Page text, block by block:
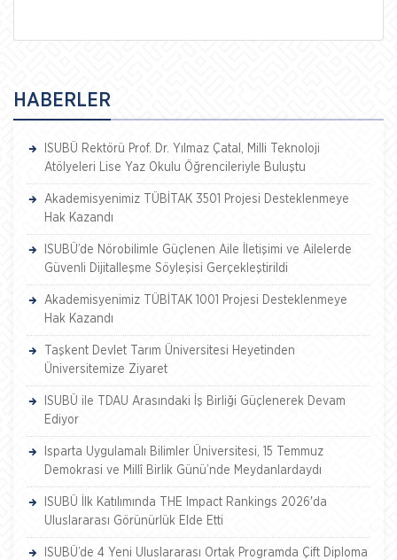
HABERLER
ISUBÜ Rektörü Prof. Dr. Yılmaz Çatal, Milli Teknoloji
Atölyeleri Lise Yaz Okulu Öğrencileriyle Buluştu
Akademisyenimiz TÜBİTAK 3501 Projesi Desteklenmeye
Hak Kazandı
ISUBÜ’de Nörobilimle Güçlenen Aile İletişimi ve Ailelerde
Güvenli Dijitalleşme Söyleşisi Gerçekleştirildi
Akademisyenimiz TÜBİTAK 1001 Projesi Desteklenmeye
Hak Kazandı
Taşkent Devlet Tarım Üniversitesi Heyetinden
Üniversitemize Ziyaret
ISUBÜ ile TDAU Arasındaki İş Birliği Güçlenerek Devam
Ediyor
Isparta Uygulamalı Bilimler Üniversitesi, 15 Temmuz
Demokrasi ve Millî Birlik Günü’nde Meydanlardaydı
ISUBÜ İlk Katılımında THE Impact Rankings 2026'da
Uluslararası Görünürlük Elde Etti
ISUBÜ’de 4 Yeni Uluslararası Ortak Programda Çift Diploma